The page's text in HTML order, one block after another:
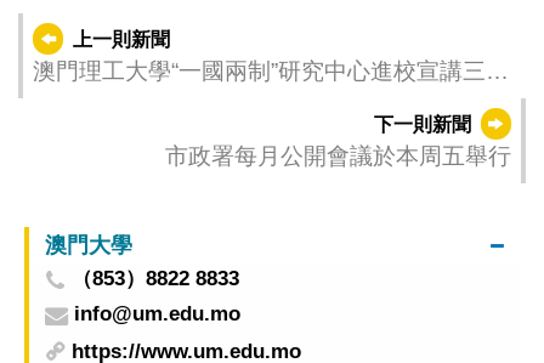
上一則新聞
澳門理工大學“一國兩制”研究中心進校宣講三法
下一則新聞
市政署每月公開會議於本周五舉行
澳門大學
（853）8822 8833
info@um.edu.mo
https://www.um.edu.mo